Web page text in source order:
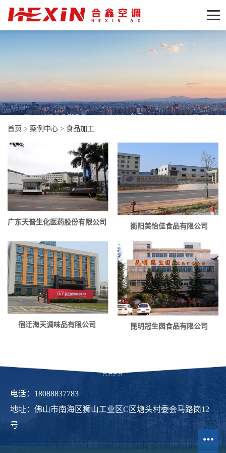
首页 > 案例中心 > 食品加工
广东天普生化医药股份有限公司
衡阳美怡佳食品有限公司
宿迁海天调味品有限公司 昆明冠生园食品有限公司
电话：18088837783
地址：佛山市南海区狮山工业区C区塘头村委会马路岗12
号